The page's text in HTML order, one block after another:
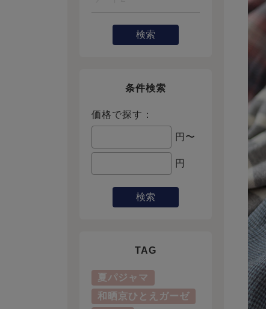
検索
条件検索
価格で探す：
円〜
円
検索
TAG
夏パジャマ
和晒京ひとえガーゼ